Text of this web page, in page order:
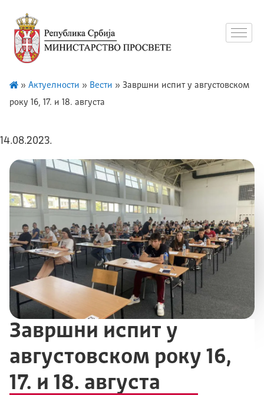
» Актуелности » Вести » Завршни испит у августовском
року 16, 17. и 18. августа
14.08.2023.
Завршни испит у
августовском року 16,
17. и 18. августа